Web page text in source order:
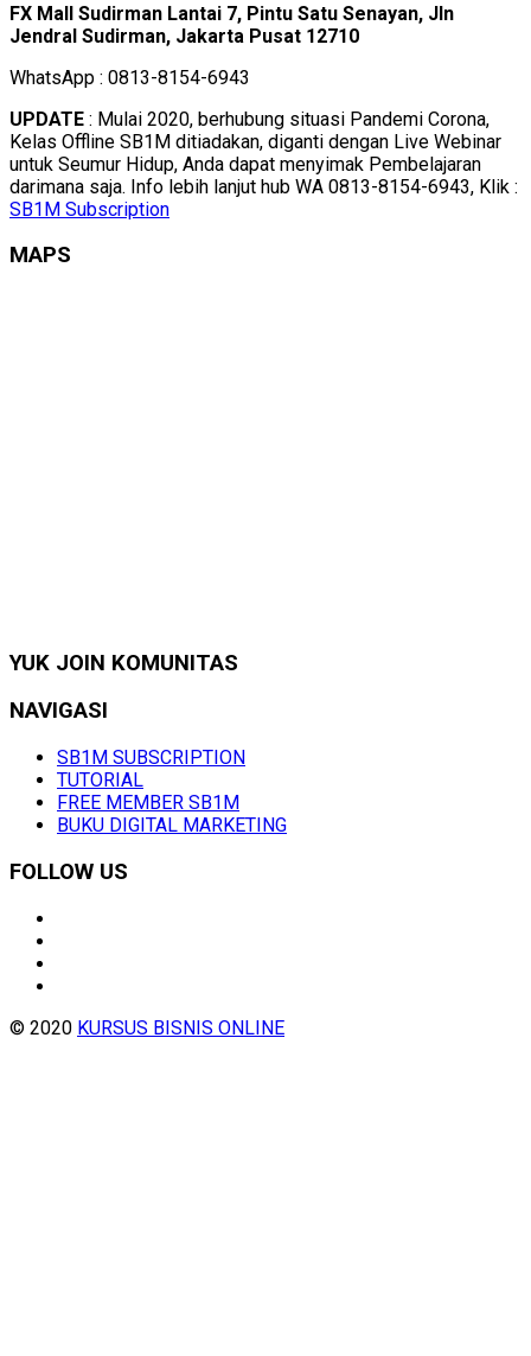
FX Mall Sudirman Lantai 7, Pintu Satu Senayan, Jln
Jendral Sudirman, Jakarta Pusat 12710
WhatsApp : 0813-8154-6943
UPDATE : Mulai 2020, berhubung situasi Pandemi Corona,
Kelas Offline SB1M ditiadakan, diganti dengan Live Webinar
untuk Seumur Hidup, Anda dapat menyimak Pembelajaran
darimana saja. Info lebih lanjut hub WA 0813-8154-6943, Klik :
SB1M Subscription
MAPS
YUK JOIN KOMUNITAS
NAVIGASI
SB1M SUBSCRIPTION
TUTORIAL
FREE MEMBER SB1M
BUKU DIGITAL MARKETING
FOLLOW US
© 2020 KURSUS BISNIS ONLINE